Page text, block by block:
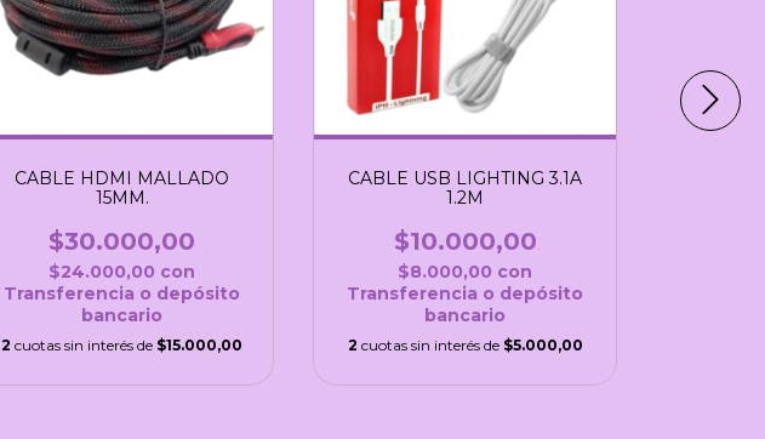
CABLE HDMI MALLADO
15MM.
$30.000,00
$24.000,00 con
Transferencia o depósito
bancario
2 cuotas sin interés de $15.000,00
CABLE USB LIGHTING 3.1A
1.2M
$10.000,00
$8.000,00 con
Transferencia o depósito
bancario
2 cuotas sin interés de $5.000,00